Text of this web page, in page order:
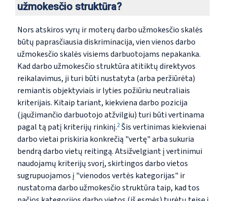
užmokesčio struktūra?
Nors atskiros vyrų ir moterų darbo užmokesčio skalės
būtų paprasčiausia diskriminacija, vien vienos darbo
užmokesčio skalės visiems darbuotojams nepakanka.
Kad darbo užmokesčio struktūra atitiktų direktyvos
reikalavimus, ji turi būti nustatyta (arba peržiūrėta)
remiantis objektyviais irlyties požiūriu neutraliais
kriterijais. Kitaip tariant, kiekviena darbo pozicija
(jąužimančio darbuotojo atžvilgiu) turi būti vertinama
pagal tą patį kriterijų rinkinį.2Šis vertinimas kiekvienai
darbo vietai priskiria konkrečią "vertę" arba sukuria
bendrą darbo vietų reitingą. Atsižvelgiant į vertinimui
naudojamų kriterijų svorį, skirtingos darbo vietos
sugrupuojamos į "vienodos vertės kategorijas" ir
nustatoma darbo užmokesčio struktūra taip, kad tos